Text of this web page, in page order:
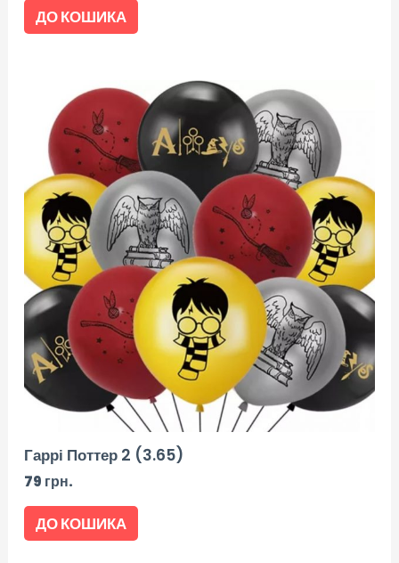
ДО КОШИКА
Гаррі Поттер 2 (3.65)
79 грн.
ДО КОШИКА